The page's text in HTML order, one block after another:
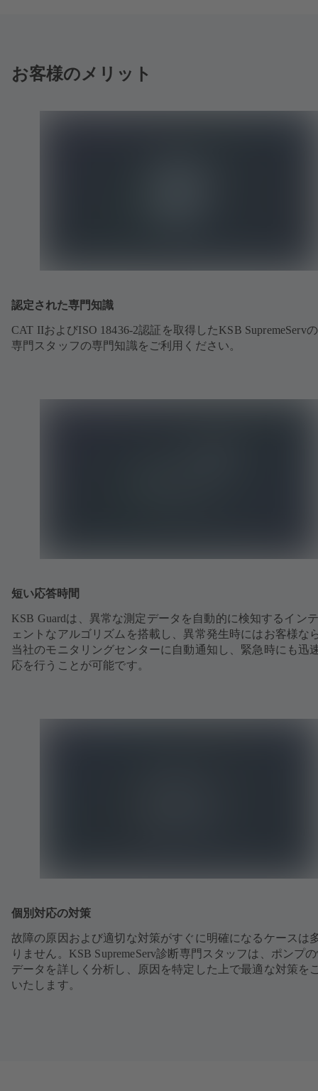
お客様のメリット
認定された専門知識
CAT IIおよびISO 18436-2認証を取得したKSB SupremeServ
専門スタッフの専門知識をご利用ください。
短い応答時間
KSB Guardは、異常な測定データを自動的に検知するイン
ェントなアルゴリズムを搭載し、異常発生時にはお客様な
当社のモニタリングセンターに自動通知し、緊急時にも迅
応を行うことが可能です。
個別対応の対策
故障の原因および適切な対策がすぐに明確になるケースは
りません。KSB SupremeServ診断専門スタッフは、ポンプ
データを詳しく分析し、原因を特定した上で最適な対策を
いたします。